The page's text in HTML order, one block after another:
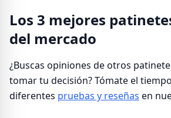
Los 3 mejores
del mercado
¿Buscas opiniones de otros
tomar tu decisión? Tómate el
diferentes pruebas y reseñas en